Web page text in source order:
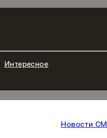
Интересное
Новости